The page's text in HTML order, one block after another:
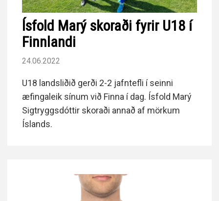
Ísfold Marý skoraði fyrir U18 í
Finnlandi
24.06.2022
U18 landsliðið gerði 2-2 jafntefli í seinni
æfingaleik sínum við Finna í dag. Ísfold Marý
Sigtryggsdóttir skoraði annað af mörkum
Íslands.